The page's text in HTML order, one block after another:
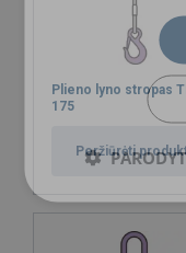
Plieno lyno stropas
175
Peržiūrėti